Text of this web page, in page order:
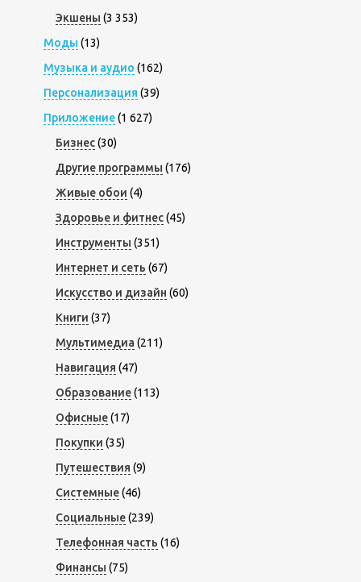
Экшены (3 353)
Моды (13)
Музыка и аудио (162)
Персонализация (39)
Приложение(1 627)
Бизнес(30)
Другие программы (176)
Живые обои (4)
Здоровье и фитнес(45)
Инструменты (351)
Интернет и сеть (67)
Искусство и дизайн (60)
Книги (37)
Мультимедиа (211)
Навигация (47)
Образование(113)
Офисные(17)
Покупки (35)
Путешествия (9)
Системные(46)
Социальные(239)
Телефонная часть (16)
Финансы (75)